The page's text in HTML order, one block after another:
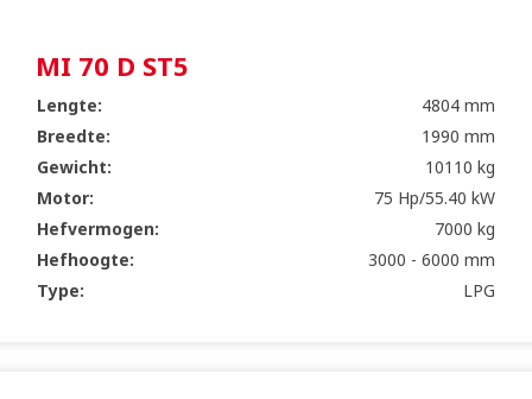
MI 70 D ST5
Lengte:
4804 mm
Breedte:
1990 mm
Gewicht:
10110 kg
Motor:
75 Hp/55.40 kW
Hefvermogen:
7000 kg
Hefhoogte:
3000 - 6000 mm
Type:
LPG